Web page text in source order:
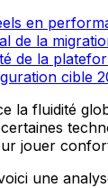
en
de la
de la
cible
la fluidité
jouer
une